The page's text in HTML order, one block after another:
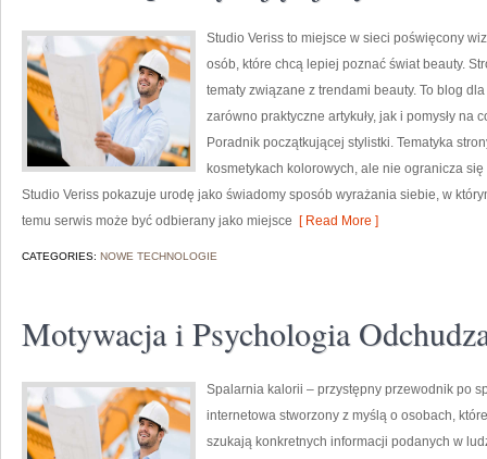
Studio Veriss to miejsce w sieci poświęcony
osób, które chcą lepiej poznać świat beauty.
tematy związane z trendami beauty. To blog
zarówno praktyczne artykuły, jak i pomysły
Poradnik początkującej stylistki. Tematyka
kosmetykach kolorowych, ale nie ogranicza
Studio Veriss pokazuje urodę jako świadomy sposób wyrażania siebie, w
temu serwis może być odbierany jako miejsce [ Read More ]
CATEGORIES: NOWE TECHNOLOGIE
Motywacja i Psychologia
Spalarnia kalorii – przystępny przewodnik po
internetowa stworzony z myślą o osobach,
szukają konkretnych informacji podanych w